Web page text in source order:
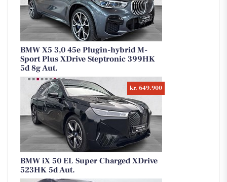
BMW X5 3,0 45e Plugin-hybrid M-
Sport Plus XDrive Steptronic 399HK
5d 8g Aut.
kr. 649.900
BMW iX 50 EL Super Charged XDrive
523HK 5d Aut.